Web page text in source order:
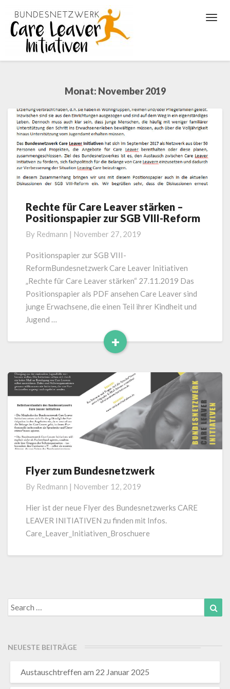
Monat: November 2019
Rechte
für
Leaver
stärken
Positionspapier
zur
SGB
VIII-
Reform
Rechte für Care Leaver stärken –
Positionspapier zur SGB VIII-Reform
By Redmann | November 27, 2019
Positionspapier zur SGB VIII-
ReformBundesnetzwerk Care Leaver Initiativen
„Rechte für Care Leaver stärken“ 27.11.2019 Das
Positionspapier als PDF ansehen Care Leaver sind
junge Erwachsene, die einen Teil ihrer Kindheit und
Jugend …
+
Read
Flyer
Bundesnetzwerk
Flyer zum Bundesnetzwerk
By Redmann | November 12, 2019
Hier ist der neue Flyer des Bundesnetzwerks CARE
LEAVER INITIATIVEN zu finden mit Infos.
Care_Leaver_Initiativen_Broschuere
Search
for:
NEUESTE BEITRÄGE
Austauschtreffen am 22 Januar 2025